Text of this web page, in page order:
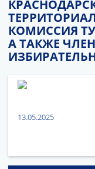
КОМИССИЯ
А ТАКЖЕ
13.05.2025